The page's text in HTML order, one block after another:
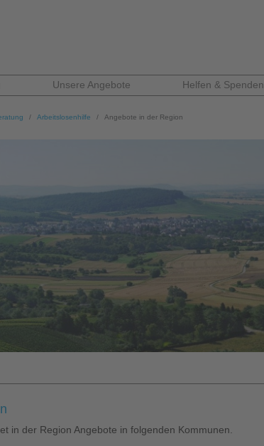
Unsere Angebote Helfen & Spenden
Arbeitslosenhilfe Angebote in der Region
in der Region Angebote in folgenden Kommunen.